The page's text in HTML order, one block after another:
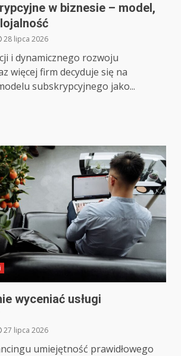
w biznesie – model,
28 lipca 2026
i dynamicznego rozwoju
więcej firm decyduje się na
subskrypcyjnego jako...
wyceniać usługi
27 lipca 2026
umiejętność prawidłowego